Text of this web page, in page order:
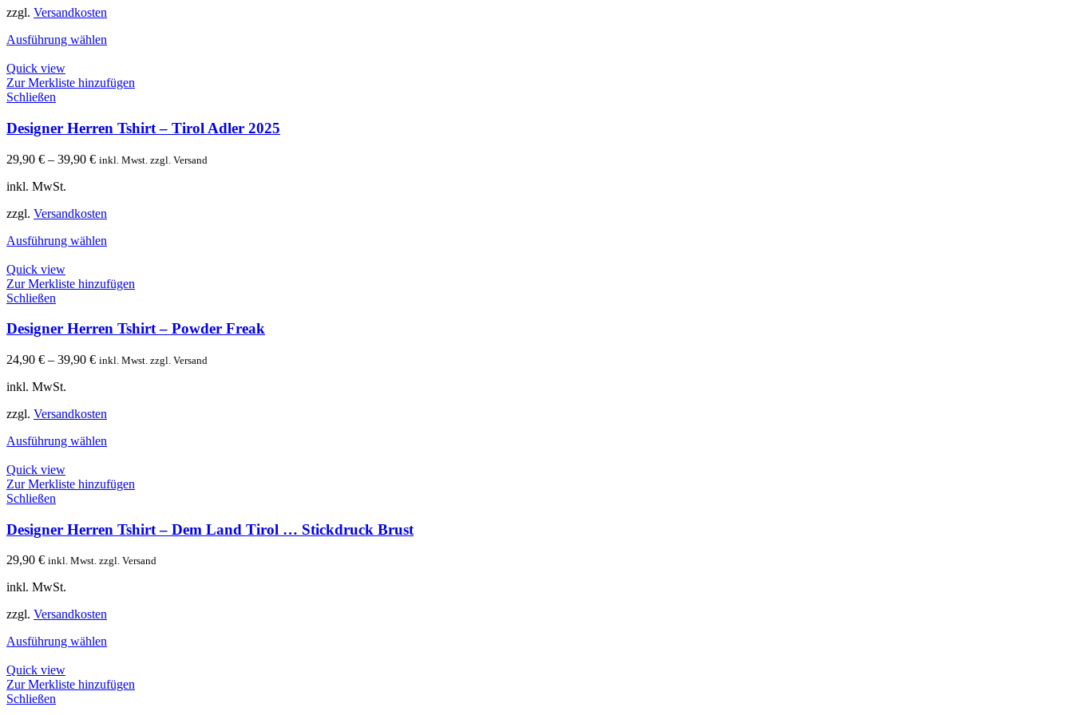
zzgl. Versandkosten
Ausführung wählen
Quick view
Zur Merkliste hinzufügen
Schließen
Designer Herren Tshirt – Tirol Adler 2025
29,90 € – 39,90 € inkl. Mwst. zzgl. Versand
inkl. MwSt.
zzgl. Versandkosten
Ausführung wählen
Quick view
Zur Merkliste hinzufügen
Schließen
Designer Herren Tshirt – Powder Freak
24,90 € – 39,90 € inkl. Mwst. zzgl. Versand
inkl. MwSt.
zzgl. Versandkosten
Ausführung wählen
Quick view
Zur Merkliste hinzufügen
Schließen
Designer Herren Tshirt – Dem Land Tirol … Stickdruck Brust
29,90 € inkl. Mwst. zzgl. Versand
inkl. MwSt.
zzgl. Versandkosten
Ausführung wählen
Quick view
Zur Merkliste hinzufügen
Schließen